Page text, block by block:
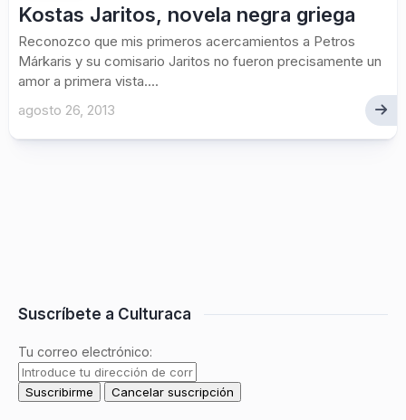
Kostas Jaritos, novela negra griega
Reconozco que mis primeros acercamientos a Petros
Márkaris y su comisario Jaritos no fueron precisamente un
amor a primera vista....
agosto 26, 2013
Suscríbete a Culturaca
Tu correo electrónico: